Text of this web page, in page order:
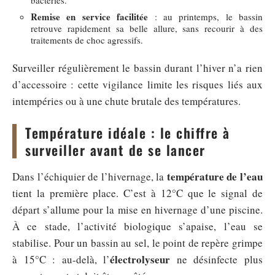
Remise en service facilitée : au printemps, le bassin
retrouve rapidement sa belle allure, sans recourir à des
traitements de choc agressifs.
Surveiller régulièrement le bassin durant l’hiver n’a rien
d’accessoire : cette vigilance limite les risques liés aux
intempéries ou à une chute brutale des températures.
Température idéale : le chiffre à
surveiller avant de se lancer
Dans l’échiquier de l’hivernage, la température de l’eau
tient la première place. C’est à 12°C que le signal de
départ s’allume pour la mise en hivernage d’une piscine.
À ce stade, l’activité biologique s’apaise, l’eau se
stabilise. Pour un bassin au sel, le point de repère grimpe
à 15°C : au-delà, l’électrolyseur ne désinfecte plus